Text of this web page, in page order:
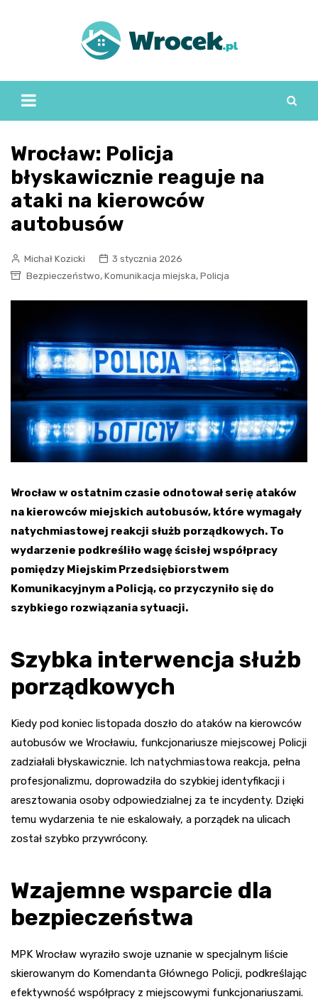
Wrocław: Policja
błyskawicznie reaguje na
ataki na kierowców
autobusów
Michał Kozicki
3 stycznia 2026
Bezpieczeństwo, Komunikacja miejska, Policja
Wrocław w ostatnim czasie odnotował serię ataków
na kierowców miejskich autobusów, które wymagały
natychmiastowej reakcji służb porządkowych. To
wydarzenie podkreśliło wagę ścisłej współpracy
pomiędzy Miejskim Przedsiębiorstwem
Komunikacyjnym a Policją, co przyczyniło się do
szybkiego rozwiązania sytuacji.
Szybka interwencja służb
porządkowych
Kiedy pod koniec listopada doszło do ataków na kierowców
autobusów we Wrocławiu, funkcjonariusze miejscowej Policji
zadziałali błyskawicznie. Ich natychmiastowa reakcja, pełna
profesjonalizmu, doprowadziła do szybkiej identyfikacji i
aresztowania osoby odpowiedzialnej za te incydenty. Dzięki
temu wydarzenia te nie eskalowały, a porządek na ulicach
został szybko przywrócony.
Wzajemne wsparcie dla
bezpieczeństwa
MPK Wrocław wyraziło swoje uznanie w specjalnym liście
skierowanym do Komendanta Głównego Policji, podkreślając
efektywność współpracy z miejscowymi funkcjonariuszami.